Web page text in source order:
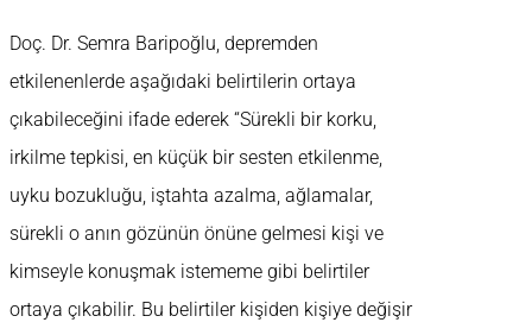
Doç. Dr. Semra Baripoğlu, depremden
etkilenenlerde aşağıdaki belirtilerin ortaya
çıkabileceğini ifade ederek “Sürekli bir korku,
irkilme tepkisi, en küçük bir sesten etkilenme,
uyku bozukluğu, iştahta azalma, ağlamalar,
sürekli o anın gözünün önüne gelmesi kişi ve
kimseyle konuşmak istememe gibi belirtiler
ortaya çıkabilir. Bu belirtiler kişiden kişiye değişir